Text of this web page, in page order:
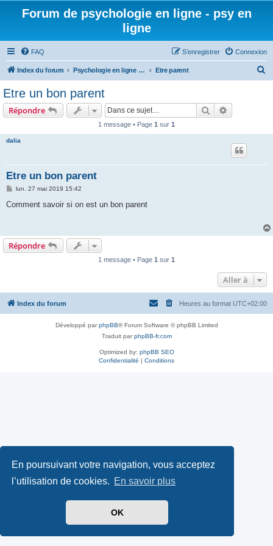
En poursuivant votre navigation, vous acceptez
l’utilisation de cookies. En savoir plus
OK
Forum de psychologie en ligne - psy en
ligne
FAQ Connexion
S’enregistrer
Index du forum Psychologie en ligne - Développement personnel Etre parent
Etre un bon parent
Répondre Rechercher
1 message • Page 1 sur 1
dalia
Etre un bon parent
M
s
lun. 27 mai 2019 15:42
Comment savoir si on est un bon parent
Répondre
1 message • Page 1 sur 1
Aller à
Index du forum Heures au format UTC+02:00
Développé parphpBB® Forum Software © phpBB Limited
Traduit parphpBB-fr.com
Optimized by: phpBB SEO
Confidentialité | Conditions